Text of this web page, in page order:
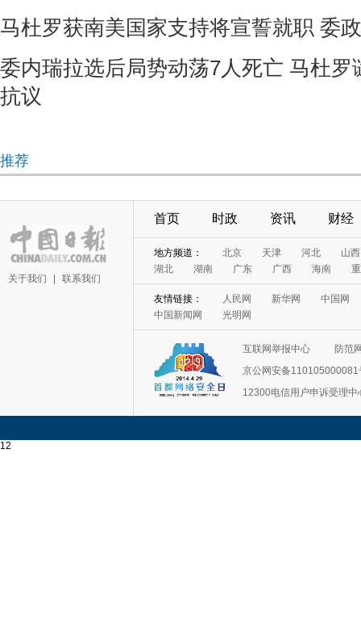
马杜罗获南美国家支持将宣誓就职 委
委内瑞拉选后局势动荡7人死亡 马杜罗
抗议
推荐
关于我们 联系我们
首页 时政 资讯 财经
地方频道： 北京 天津 河北
山西
湖北
湖南 广东 广西 海南
友情链接： 人民网 新华网
中国网
中国新闻网
光明网
互联网举报中心
防范
京公网安备110105000081
12300电信用户申诉受理中
12